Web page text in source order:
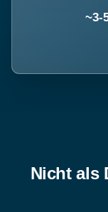
~3-
Nicht als